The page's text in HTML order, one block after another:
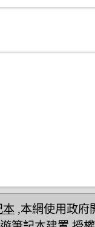
本,本網使用政府